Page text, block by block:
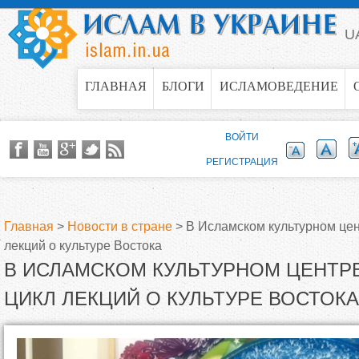
Jump to navigation
ГЛАВНАЯ БЛОГИ ИСЛАМОВЕДЕНИЕ
В
ы
з
Главная > Новости в стране > В Исламском культурном
лекций о культуре Востока
В ИСЛАМСКОМ КУЛЬТУРНОМ
ЦИКЛ ЛЕКЦИЙ О КУЛЬТУРЕ ВОСТОКА
ВОЙТИ
РЕГИСТРАЦИЯ